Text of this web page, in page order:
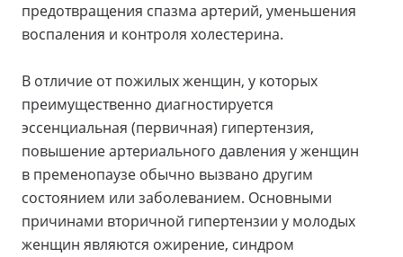
предотвращения спазма артерий, уменьшения
воспаления и контроля холестерина.
В отличие от пожилых женщин, у которых
преимущественно диагностируется
эссенциальная (первичная) гипертензия,
повышение артериального давления у женщин
в пременопаузе обычно вызвано другим
состоянием или заболеванием. Основными
причинами вторичной гипертензии у молодых
женщин являются ожирение, синдром